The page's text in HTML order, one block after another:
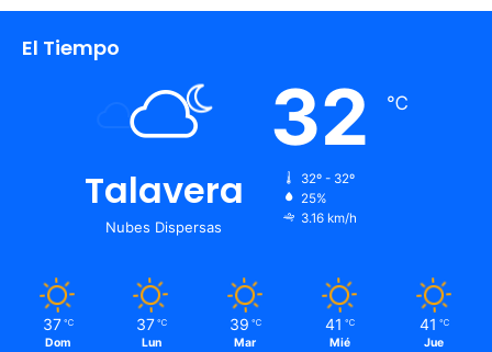
El Tiempo
Talavera
Nubes Dispersas
32 ℃
32º - 32º
25%
3.16 km/h
37 ℃
Dom
37 ℃
Lun
39 ℃
Mar
41 ℃
Mié
41 ℃
Jue